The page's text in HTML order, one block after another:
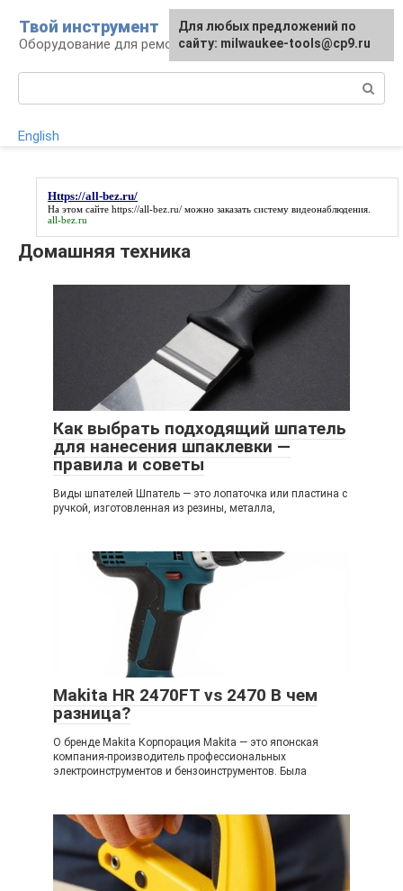
контенту
Твой инструмент
Оборудование для ремонтных работ
English
Https://all-bez.ru/
На этом сайте https://all-bez.ru/ можно заказать систему видеонаблюдения.
all-bez.ru
Домашняя техника
Как выбрать подходящий шпатель
для нанесения шпаклевки —
правила и советы
Виды шпателей Шпатель — это лопаточка или пластина с
ручкой, изготовленная из резины, металла,
Makita HR 2470FT vs 2470 В чем
разница?
О бренде Makita Корпорация Makita — это японская
компания-производитель профессиональных
электроинструментов и бензоинструментов. Была
Для любых предложений по
сайту: milwaukee-tools@cp9.ru